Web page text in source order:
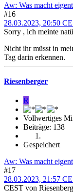
Aw: Was macht
#16
28.03.2023, 20:50
Sorry , ich meinte
Nicht ihr müsst in
Tag darin erkennen.
Riesenberger
R
Vollwertiges
Beiträge: 138
Gespeichert
Aw: Was macht
#17
28.03.2023, 21:57
CEST von